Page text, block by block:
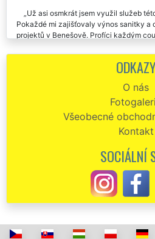
Už asi osmkrát jsem využil služeb
Pokaždé mi zajišťovaly výnos sanitky a
Na základě doporučení jsem využila
STĚHOVÁNÍ, aby mi zajistili různé
mé novostavbě. Jsou přesný,
práci doporučuji.
ODKAZY
O nás
Všeobecné
Kontakt
SOCIÁLNÍ